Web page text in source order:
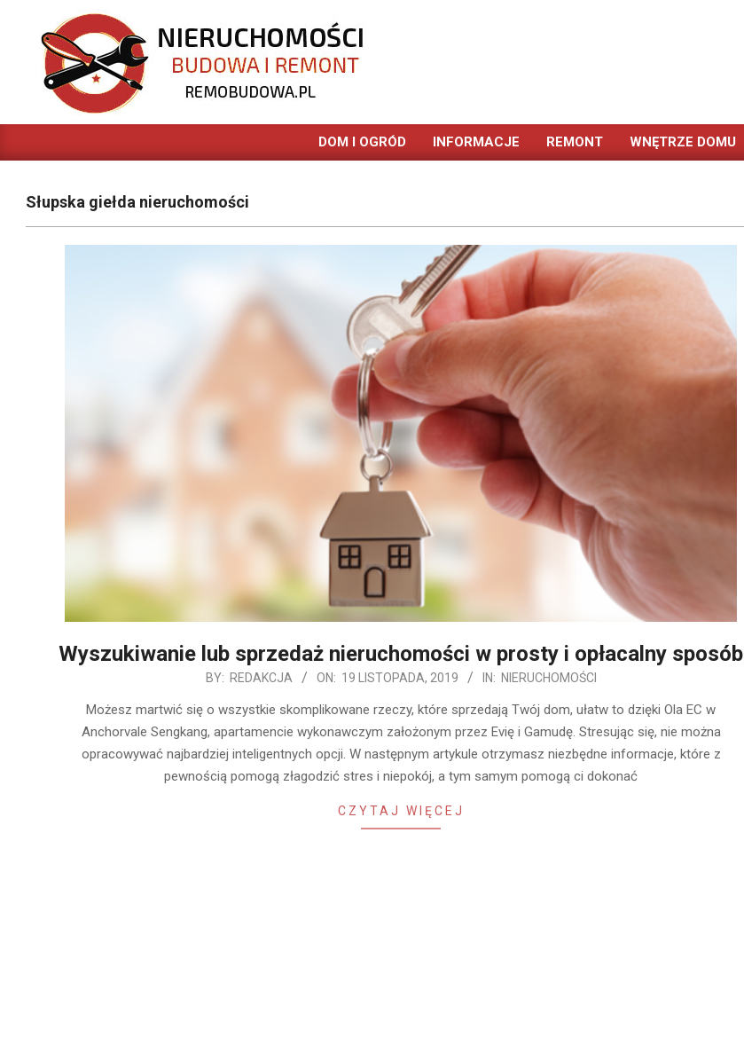
content
REMOBUDOWA.PL
Primary
DOM I OGRÓD INFORMACJE REMONT WNĘTRZE DOMU
Słupska giełda nieruchomości
Wyszukiwanie lub sprzedaż nieruchomości w prosty i opłacalny sposób
BY: REDAKCJA ON: 19 LISTOPADA, 2019 IN: NIERUCHOMOŚCI
Możesz martwić się o wszystkie skomplikowane rzeczy, które sprzedają Twój dom, ułatw to dzięki Ola EC w
Anchorvale Sengkang, apartamencie wykonawczym założonym przez Evię i Gamudę. Stresując się, nie można
opracowywać najbardziej inteligentnych opcji. W następnym artykule otrzymasz niezbędne informacje, które z
pewnością pomogą złagodzić stres i niepokój, a tym samym pomogą ci dokonać
CZYTAJ WIĘCEJ